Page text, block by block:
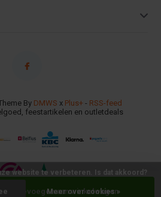
Toevoegen aan winkelwagen
By DMWS x Plus+ - RSS-feed
feestartikelen en outletdeals
website te verbeteren. Is dat akkoord?
Meer over cookies »